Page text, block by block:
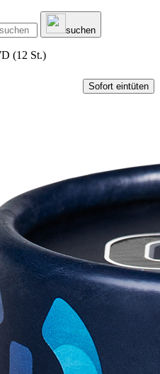
suchen
(12 St.)
Sofort eintüten